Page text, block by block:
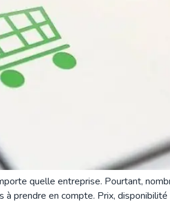
quelle entreprise. Pourtant,
prendre en compte. Prix,